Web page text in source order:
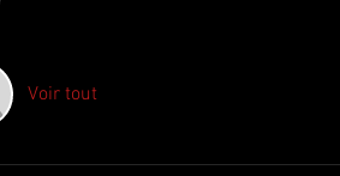
Voir tout